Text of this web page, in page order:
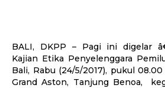
BALI, DKPP – Pagi ini digelar
Kajian Etika Penyelenggara
Bali, Rabu (24/5/2017), pukul
Grand Aston, Tanjung Benoa,